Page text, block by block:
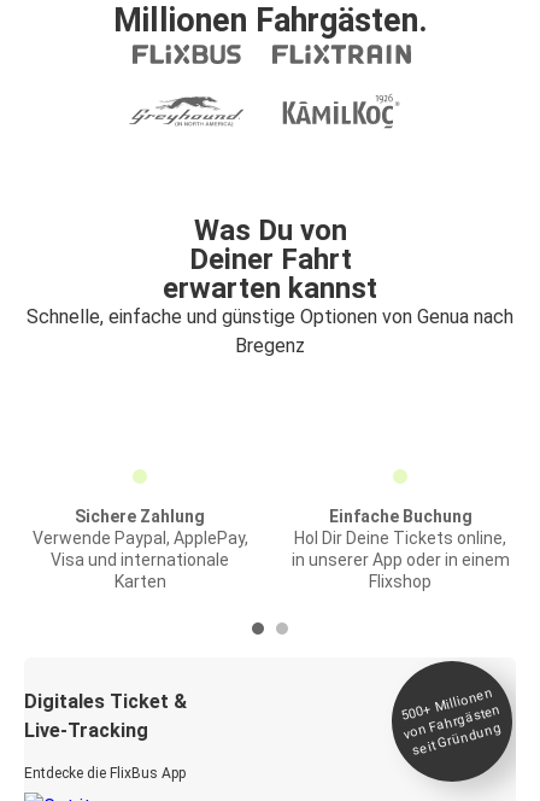
Millionen Fahrgästen.
Was Du von
Deiner Fahrt
erwarten kannst
Schnelle, einfache und günstige Optionen von Genua nach
Bregenz
Sichere Zahlung
Verwende Paypal, ApplePay,
Visa und internationale
Karten
Einfache Buchung
Hol Dir Deine Tickets online,
in unserer App oder in einem
Flixshop
Digitales Ticket &
Live-Tracking
Entdecke die FlixBus App
500+
Millionen
von Fahrgästen
seit
Gründung